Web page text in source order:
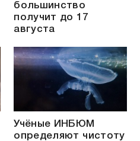
большинство
получит до 17
августа
Учёные ИНБЮМ
определяют чистоту